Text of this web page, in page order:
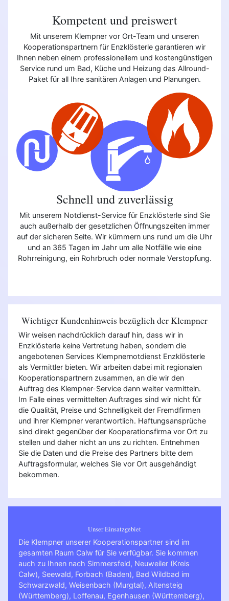
Kompetent und preiswert
Mit unserem Klempner vor Ort-Team und unseren
Kooperationspartnern für Enzklösterle garantieren wir
Ihnen neben einem professionellem und kostengünstigen
Service rund um Bad, Küche und Heizung das Allround-
Paket für all Ihre sanitären Anlagen und Planungen.
Schnell und zuverlässig
Mit unserem Notdienst-Service für Enzklösterle sind Sie
auch außerhalb der gesetzlichen Öffnungszeiten immer
auf der sicheren Seite. Wir kümmern uns rund um die Uhr
und an 365 Tagen im Jahr um alle Notfälle wie eine
Rohrreinigung, ein Rohrbruch oder normale Verstopfung.
Wichtiger Kundenhinweis bezüglich der Klempner
Wir weisen nachdrücklich darauf hin, dass wir in
Enzklösterle keine Vertretung haben, sondern die
angebotenen Services Klempnernotdienst Enzklösterle
als Vermittler bieten. Wir arbeiten dabei mit regionalen
Kooperationspartnern zusammen, an die wir den
Auftrag des Klempner-Service dann weiter vermitteln.
Im Falle eines vermittelten Auftrages sind wir nicht für
die Qualität, Preise und Schnelligkeit der Fremdfirmen
und ihrer Klempner verantwortlich. Haftungsansprüche
sind direkt gegenüber der Kooperationsfirma vor Ort zu
stellen und daher nicht an uns zu richten. Entnehmen
Sie die Daten und die Preise des Partners bitte dem
Auftragsformular, welches Sie vor Ort ausgehändigt
bekommen.
Unser Einsatzgebiet
Die Klempner unserer Kooperationspartner sind im
gesamten Raum Calw für Sie verfügbar. Sie kommen
auch zu Ihnen nach Simmersfeld, Neuweiler (Kreis
Calw), Seewald, Forbach (Baden), Bad Wildbad im
Schwarzwald, Weisenbach (Murgtal), Altensteig
(Württemberg), Loffenau, Egenhausen (Württemberg),